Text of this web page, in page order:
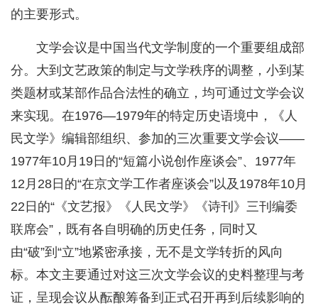
的主要形式。
文学会议是中国当代文学制度的一个重要组成部
分。大到文艺政策的制定与文学秩序的调整，小到某
类题材或某部作品合法性的确立，均可通过文学会议
来实现。在1976—1979年的特定历史语境中，《人
民文学》编辑部组织、参加的三次重要文学会议——
1977年10月19日的“短篇小说创作座谈会”、1977年
12月28日的“在京文学工作者座谈会”以及1978年10月
22日的“《文艺报》《人民文学》《诗刊》三刊编委
联席会”，既有各自明确的历史任务，同时又
由“破”到“立”地紧密承接，无不是文学转折的风向
标。本文主要通过对这三次文学会议的史料整理与考
证，呈现会议从酝酿筹备到正式召开再到后续影响的